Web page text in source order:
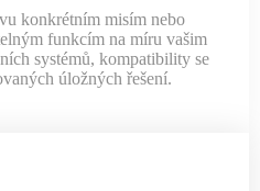
konkrétním misím nebo
funkcím na míru vašim
systémů, kompatibility se
úložných řešení.